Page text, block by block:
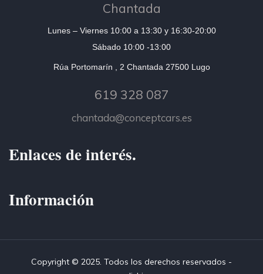
Chantada
Lunes – Viernes 10:00 a 13:30 y 16:30-20:00
Sábado 10:00 -13:00
Rúa Portomarín , 2 Chantada 27500 Lugo
619 328 087
chantada@conceptcars.es
Enlaces de interés.
Información
Copyright © 2025. Todos los derechos reservados -